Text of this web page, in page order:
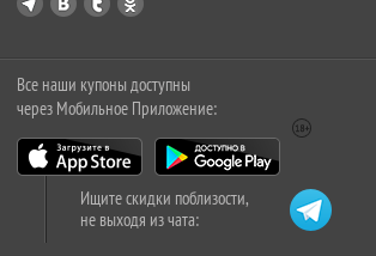
Все наши купоны доступны
через Мобильное Приложение:
Ищите скидки поблизости,
не выходя из чата: